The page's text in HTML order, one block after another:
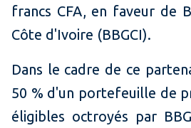
francs CFA, en faveur de
Côte d'Ivoire (BBGCI).
Dans le cadre de ce
50 % d'un portefeuille de
éligibles octroyés par